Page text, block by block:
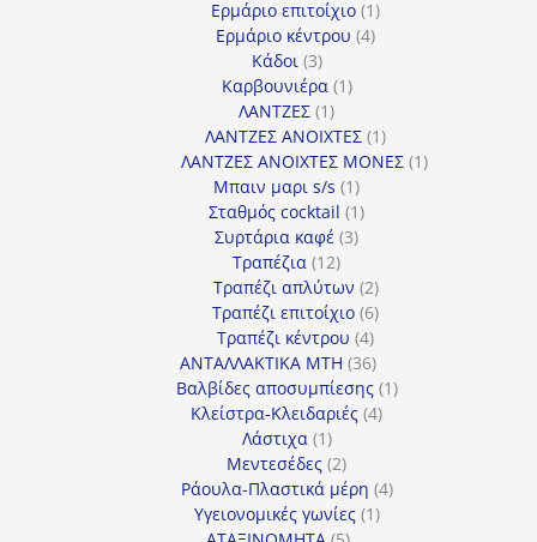
προϊόντα
Ερμάριο επιτοίχιο 11
προϊόν
Ερμάριο κέντρου 44
Κάδοι 33
προϊόντα
Καρβουνιέρα 11
ΛΑΝΤΖΕΣ 11
προϊόν
ΛΑΝΤΖΕΣ ΑΝΟΙΧΤΕΣ 11
προϊόν
ΛΑΝΤΖΕΣ ΑΝΟΙΧΤΕΣ ΜΟΝΕΣ 11
Μπαιν μαρι s/s 11
προϊόν
Σταθμός cocktail 11
Συρτάρια καφέ 33
Τραπέζια 1212
προϊόντα
Τραπέζι απλύτων 22
προϊόντα
Τραπέζι επιτοίχιο 66
προϊόντα
Τραπέζι κέντρου 44
προϊόντα
ΑΝΤΑΛΛΑΚΤΙΚΑ MTH 3636
προϊόντα
Βαλβίδες αποσυμπίεσης 11
Κλείστρα-Κλειδαριές 44
Λάστιχα 11
προϊόν
Μεντεσέδες 22
προϊόντα
Ράουλα-Πλαστικά μέρη 44
Υγειονομικές γωνίες 11